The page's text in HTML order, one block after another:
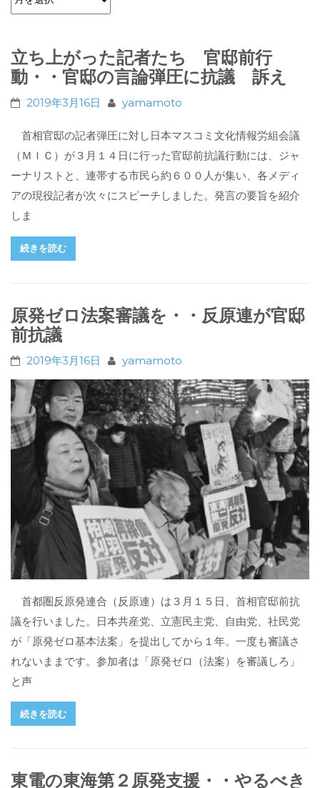
立ち上がった記者たち 官邸前行
動・・官邸の言論弾圧に抗議 訴え
2019年3月16日 yamamoto
首相官邸の記者弾圧に対し日本マスコミ文化情報労組会議
（ＭＩＣ）が３月１４日に行った官邸前抗議行動には、ジャ
ーナリストと、連帯する市民ら約６００人が集い、各メディ
アの現役記者が次々にスピーチしました。発言の要旨を紹介
しま
続きを読む
原発ゼロ法案審議を・・反原連が官邸
前抗議
2019年3月16日 yamamoto
首都圏反原発連合（反原連）は３月１５日、首相官邸前抗
議を行いました。日本共産党、立憲民主党、自由党、社民党
が「原発ゼロ基本法案」を提出してから１年。一度も審議さ
れないままです。参加者は「原発ゼロ（法案）を審議しろ」
と声
続きを読む
東電の東海第２原発支援・・やるべき